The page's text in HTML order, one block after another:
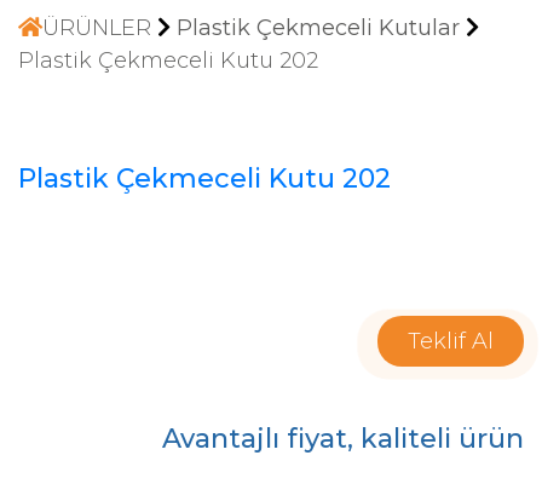
ÜRÜNLER
Plastik Çekmeceli Kutular
Plastik Çekmeceli Kutu 202
Plastik Çekmeceli Kutu 202
Teklif Al
Avantajlı fiyat, kaliteli ürün